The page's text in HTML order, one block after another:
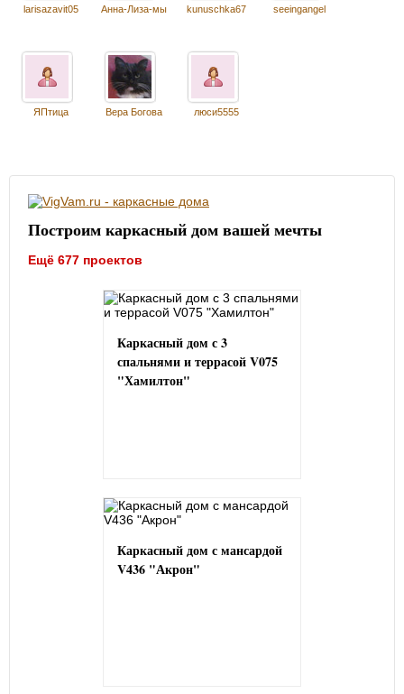
larisazavit05 Анна-Лиза-мы kunuschka67 seeingangel
ЯПтица Вера Богова люси5555
Построим каркасный дом вашей мечты
Ещё 677 проектов
Каркасный дом с 3
спальнями и террасой V075
"Хамилтон"
Каркасный дом с мансардой
V436 "Акрон"